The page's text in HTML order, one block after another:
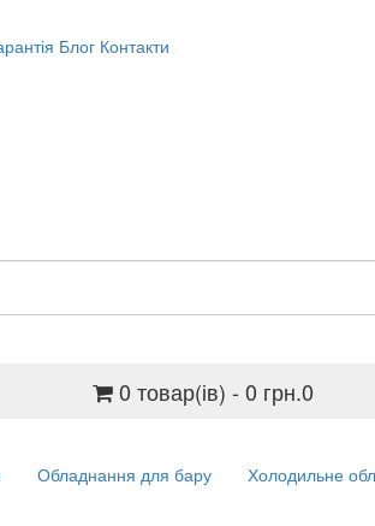
Блог Контакти
0 товар(ів) - 0 грн.0
Обладнання для бару Холодильне